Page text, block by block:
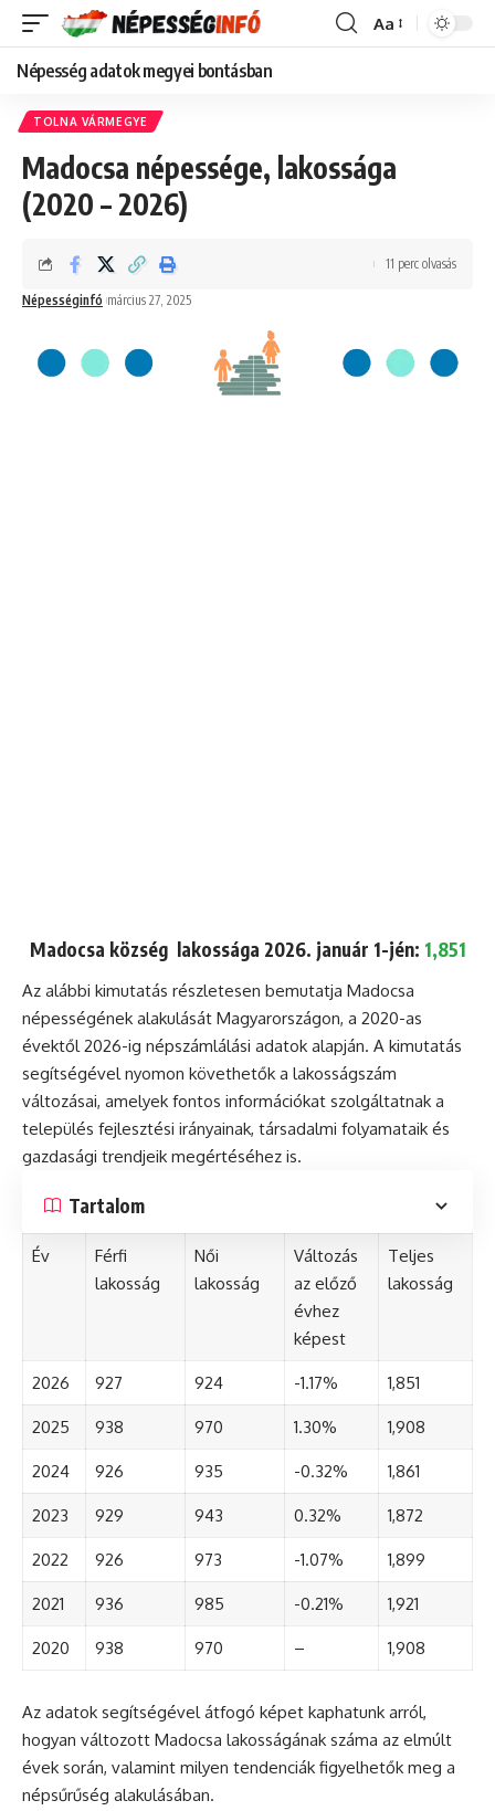
Font
Aa
Népesség adatok megyei bontásban
TOLNA VÁRMEGYE
Madocsa népessége, lakossága
(2020 – 2026)
Népességinfó március 27, 2025
11 perc olvasás
Madocsa község lakossága 2026. január 1-jén: 1,851
Az alábbi kimutatás részletesen bemutatja Madocsa
népességének alakulását Magyarországon, a 2020-as
évektől 2026-ig népszámlálási adatok alapján. A kimutatás
segítségével nyomon követhetők a lakosságszám
változásai, amelyek fontos információkat szolgáltatnak a
település fejlesztési irányainak, társadalmi folyamataik és
gazdasági trendjeik megértéséhez is.
Tartalom
Év
Férfi
lakosság
Női
lakosság
Változás
az előző
évhez
képest
Teljes
lakosság
2026 927 924 -1.17% 1,851
2025 938 970 1.30% 1,908
2024 926 935 -0.32% 1,861
2023 929 943 0.32% 1,872
2022 926 973 -1.07% 1,899
2021 936 985 -0.21% 1,921
2020 938 970 – 1,908
Az adatok segítségével átfogó képet kaphatunk arról,
hogyan változott Madocsa lakosságának száma az elmúlt
évek során, valamint milyen tendenciák figyelhetők meg a
népsűrűség alakulásában.